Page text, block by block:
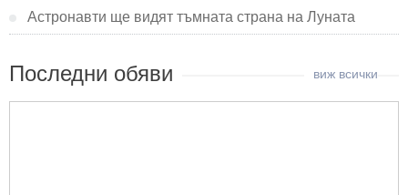
Астронавти ще видят тъмната страна на Луната
Последни обяви